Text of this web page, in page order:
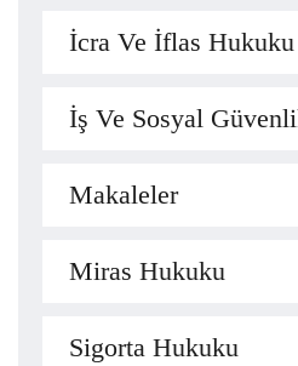
İcra Ve İflas Hukuku
İş Ve Sosyal
Makaleler
Miras Hukuku
Sigorta Hukuku